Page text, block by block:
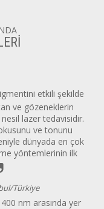
etkili şekilde
ve gözeneklerin
lazer tedavisidir.
ve tonunu
dünyada en çok
yöntemlerinin ilk
Türkiye
nm arasında yer